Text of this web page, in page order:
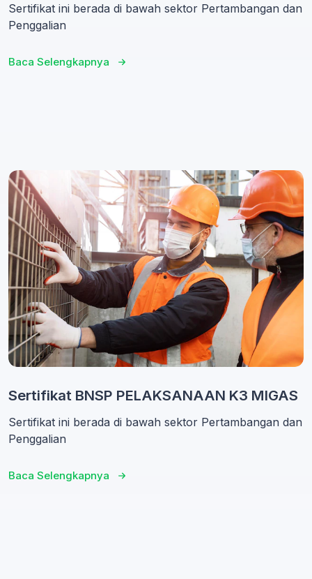
Sertifikat ini berada di bawah sektor Pertambangan dan
Penggalian
Baca Selengkapnya
Sertifikat BNSP PELAKSANAAN K3 MIGAS
Sertifikat ini berada di bawah sektor Pertambangan dan
Penggalian
Baca Selengkapnya